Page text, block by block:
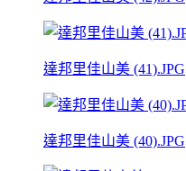
達邦里佳山美 (41).JPG
達邦里佳山美 (40).JPG